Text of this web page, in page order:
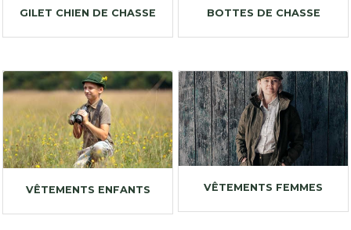
GILET CHIEN DE CHASSE BOTTES DE CHASSE
VÊTEMENTS ENFANTS VÊTEMENTS FEMMES